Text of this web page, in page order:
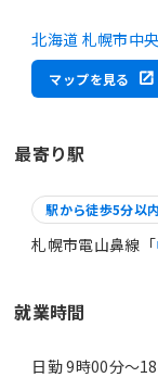
北海道 札幌市中
マップを見る
最寄り駅
駅から徒歩5分以内
札幌市電山鼻線「
就業時間
日勤 9時00分〜